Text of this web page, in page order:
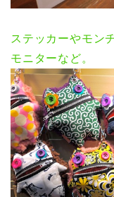
ステッカーやモン
モニターなど。